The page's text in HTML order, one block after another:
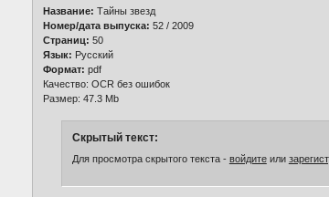
Название: Тайны звезд
Номер/дата выпуска: 52 / 2009
Страниц: 50
Язык: Русский
Формат: pdf
Качество: OCR без ошибок
Размер: 47.3 Mb
Скрытый текст:
Для просмотра скрытого текста - войдитеили